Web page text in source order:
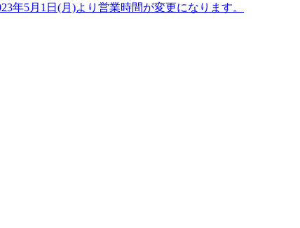
年5月1日(月)より営業時間が変更になります。